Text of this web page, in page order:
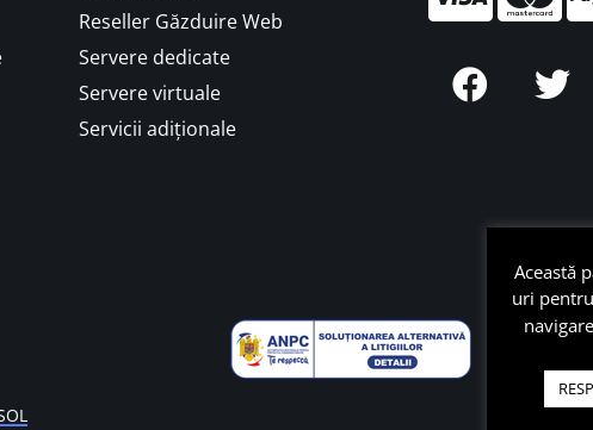
Reseller Găzduire Web
Servere dedicate
Servere virtuale
Servicii adiționale
Această
uri